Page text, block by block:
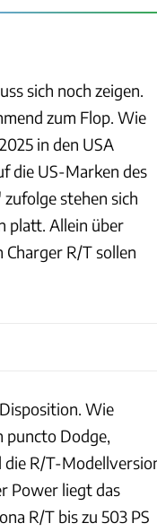
sich noch zeigen.
zum Flop. Wie
in den USA
die US-Marken des
stehen sich
platt. Allein über
R/T sollen
Wie
puncto Dodge,
die R/T-
Power liegt das
R/T bis zu 503 PS